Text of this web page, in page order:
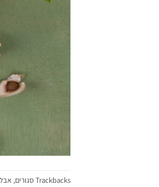
Trackbacks סגורים, אבל את/ה יכול/ה